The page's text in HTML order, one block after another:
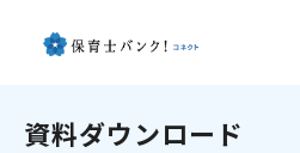
資料ダウンロード